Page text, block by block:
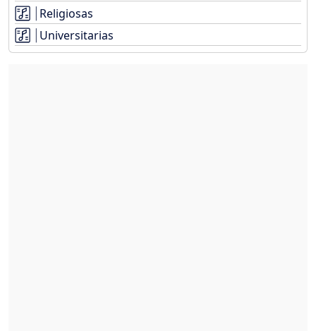
Religiosas
Universitarias